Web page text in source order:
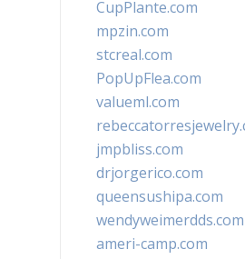
CupPlante.com
mpzin.com
stcreal.com
PopUpFlea.com
valueml.com
jmpbliss.com
drjorgerico.com
queensushipa.com
wendyweimerdds.com
ameri-camp.com